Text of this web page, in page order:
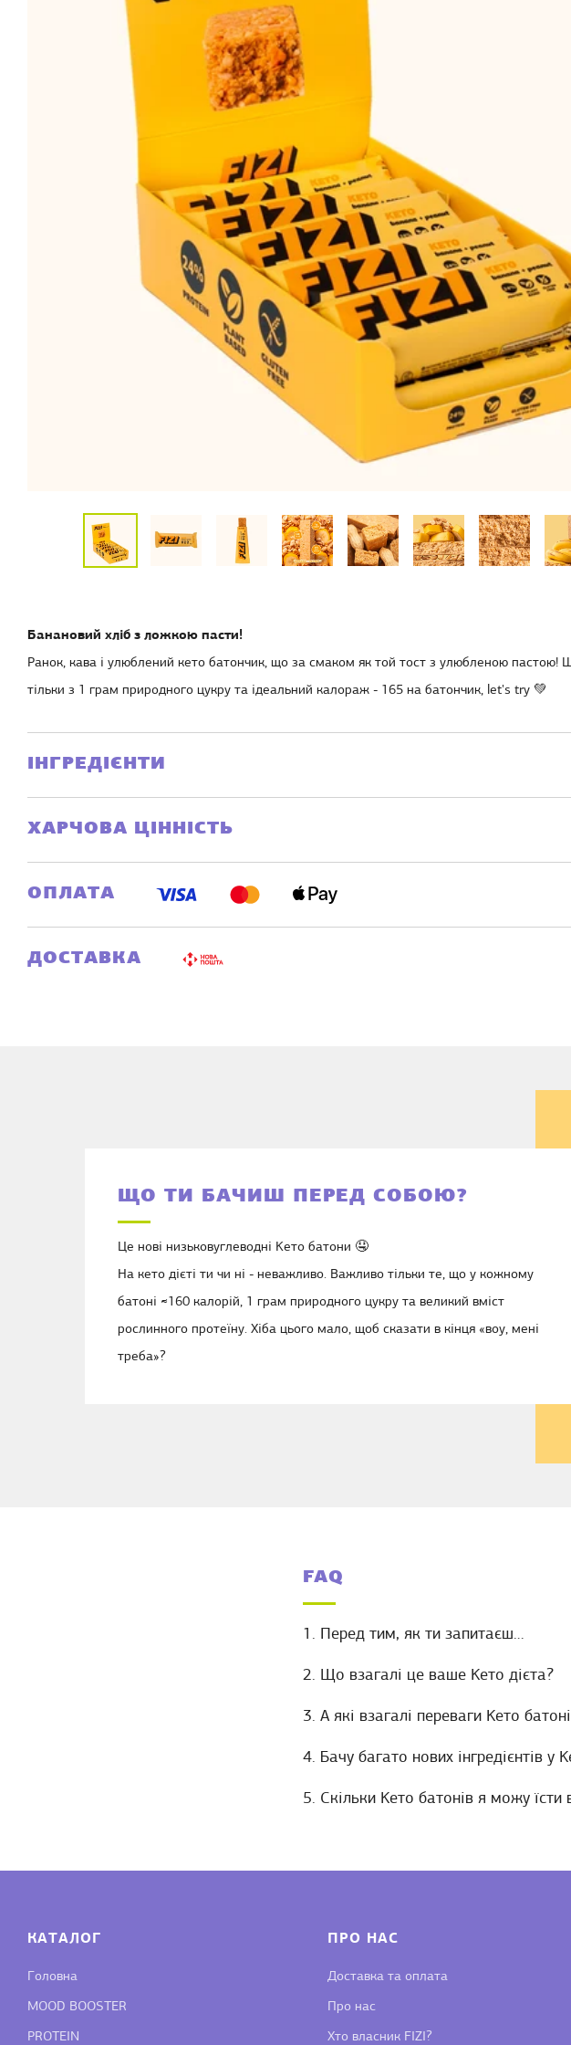
Банановий хліб з ложкою пасти!
Ранок, кава і улюблений кето батончик, що за смаком як той тост з улюбленою пастою!
тільки з 1 грам природного цукру та ідеальний калораж - 165 на батончик, let's try 💚
ІНГРЕДІЄНТИ
ХАРЧОВА ЦІННІСТЬ
ОПЛАТА
ДОСТАВКА
ЩО ТИ БАЧИШ ПЕРЕД СОБОЮ?
Це нові низьковуглеводні Kето батони 🤤
На кето дієті ти чи ні - неважливо. Важливо тільки те, що у кожному
батоні ≈160 калорій, 1 грам природного цукру та великий вміст
рослинного протеїну. Хіба цього мало, щоб сказати в кінця «воу, мені
треба»?
FAQ
1. Перед тим, як ти запитаєш…
2. Що взагалі це ваше Kето дієта?
3. А які взагалі переваги Keто
4. Бачу багато нових інгредієнтів у
5. Скільки Kето батонів я можу їсти
КАТАЛОГ
Головна
MOOD BOOSTER
PROTEIN
ПРО НАС
Доставка та оплата
Про нас
Хто власник FIZI?